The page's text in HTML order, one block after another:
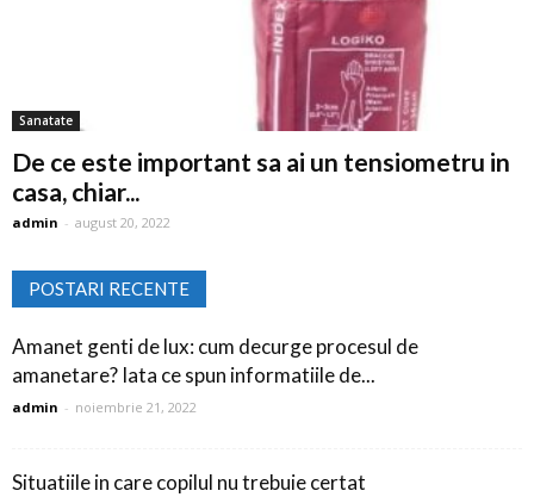
Sanatate
De ce este important sa ai un tensiometru in
casa, chiar...
admin - august 20, 2022
POSTARI RECENTE
Amanet genti de lux: cum decurge procesul de
amanetare? Iata ce spun informatiile de...
admin - noiembrie 21, 2022
Situatiile in care copilul nu trebuie certat